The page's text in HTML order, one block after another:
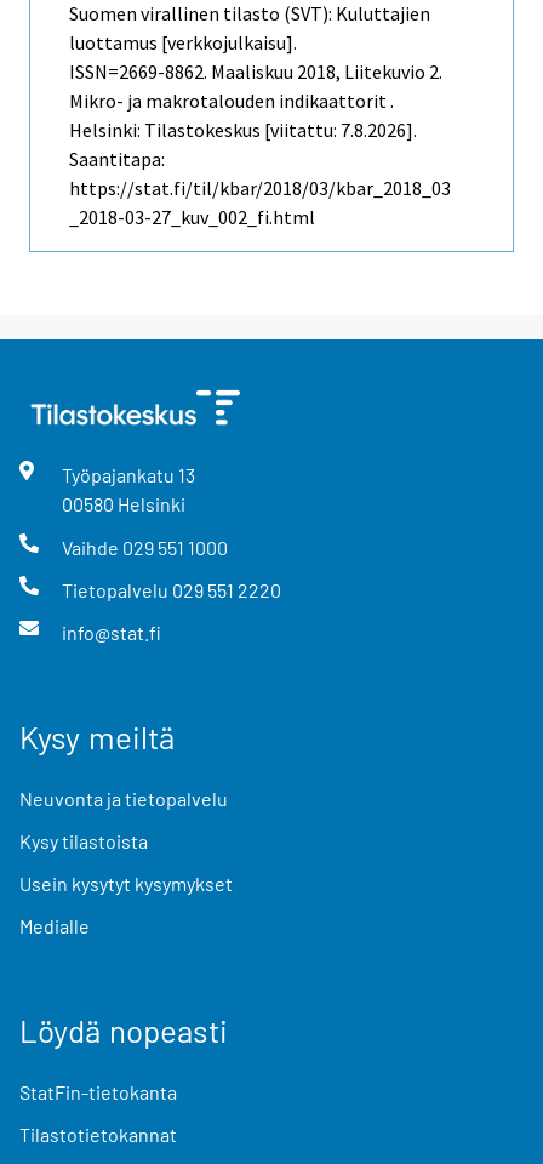
Suomen virallinen tilasto (SVT): Kuluttajien
luottamus [verkkojulkaisu].
ISSN=2669-8862. Maaliskuu 2018, Liitekuvio 2.
Mikro- ja makrotalouden indikaattorit .
Helsinki: Tilastokeskus [viitattu: 7.8.2026].
Saantitapa:
https://stat.fi/til/kbar/2018/03/kbar_2018_03
_2018-03-27_kuv_002_fi.html
Työpajankatu 13
00580 Helsinki
Vaihde 029 551 1000
Tietopalvelu 029 551 2220
info@stat.fi
Kysy meiltä
Neuvonta ja tietopalvelu
Kysy tilastoista
Usein kysytyt kysymykset
Medialle
Löydä nopeasti
StatFin-tietokanta
Tilastotietokannat